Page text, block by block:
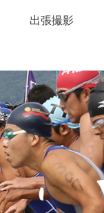
出張撮影